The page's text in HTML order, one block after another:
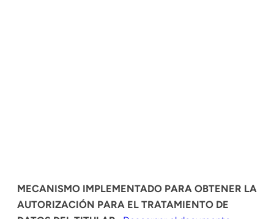
MECANISMO IMPLEMENTADO PARA OBTENER LA
AUTORIZACIÓN PARA EL TRATAMIENTO DE